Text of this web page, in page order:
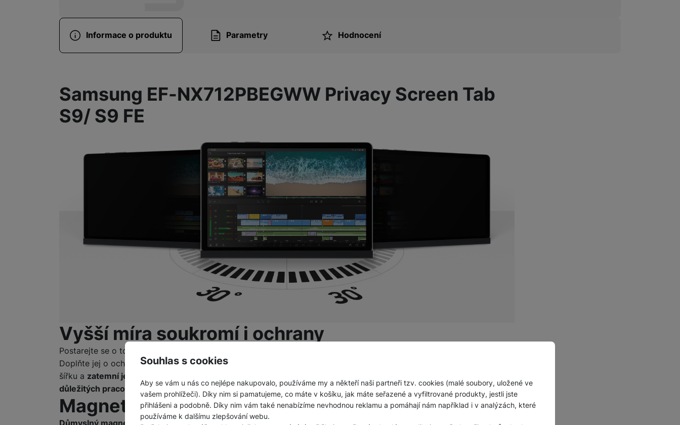
Souhlas s cookies
Aby se vám u nás co nejlépe nakupovalo, používáme my a někteří naši partneři tzv. cookies (malé soubory, uložené ve
vašem prohlížeči). Díky nim si pamatujeme, co máte v košíku, jak máte seřazené a vyfiltrované produkty, jestli jste
přihlášeni a podobně. Díky nim vám také nenabízíme nevhodnou reklamu a pomáhají nám například i v analýzách, které
používáme k dalšímu zlepšování webu.
Informace o produktu Parametry Hodnocení
Samsung EF-NX712PBEGWW Privacy Screen Tab
S9/ S9 FE
Vyšší míra soukromí i ochrany
Postarejte se o to, aby
Doplňte jej o ochrannou fólii Privacy Screen, která
šířku a zatemní jej tak pro všechny
důležitých pracovních a osobních dat.
Magnetický systém umožní snadnou výměnu